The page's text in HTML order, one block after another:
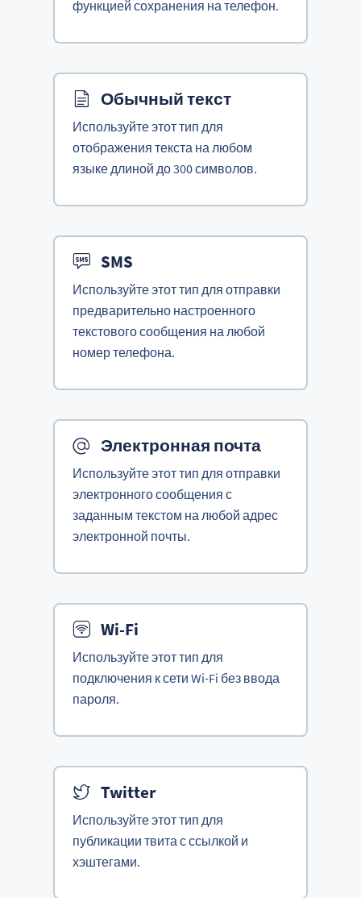
функцией сохранения на телефон.
Обычный текст
Используйте этот тип для
отображения текста на любом
языке длиной до 300 символов.
SMS
Используйте этот тип для отправки
предварительно настроенного
текстового сообщения на любой
номер телефона.
Электронная почта
Используйте этот тип для отправки
электронного сообщения с
заданным текстом на любой адрес
электронной почты.
Wi-Fi
Используйте этот тип для
подключения к сети Wi-Fi без ввода
пароля.
Twitter
Используйте этот тип для
публикации твита с ссылкой и
хэштегами.